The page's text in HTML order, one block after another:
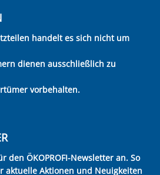
handelt es sich nicht um
dienen ausschließlich zu
vorbehalten.
den ÖKOPROFI-Newsletter an. So
aktuelle Aktionen und Neuigkeiten